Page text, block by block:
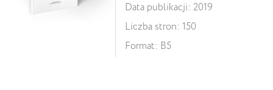
Data publikacji: 2019
Liczba stron: 150
Format: B5